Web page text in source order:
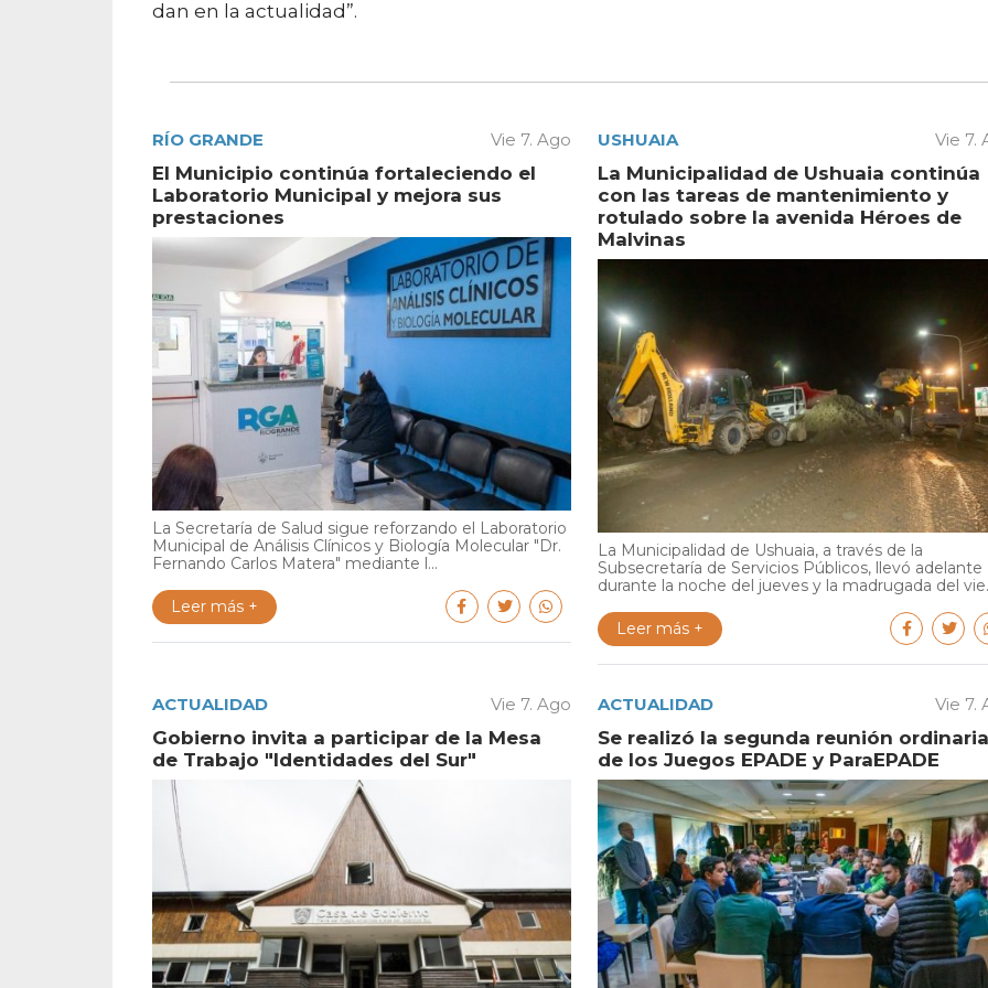
dan en la actualidad”.
RÍO GRANDE Vie 7. Ago
El Municipio continúa fortaleciendo el
Laboratorio Municipal y mejora sus
prestaciones
La Secretaría de Salud sigue reforzando el Laboratorio
Municipal de Análisis Clínicos y Biología Molecular "Dr.
Fernando Carlos Matera" mediante l...
Leer más +
USHUAIA Vie 7.
La Municipalidad de Ushuaia continúa
con las tareas de mantenimiento y
rotulado sobre la avenida Héroes de
Malvinas
La Municipalidad de Ushuaia, a través de la
Subsecretaría de Servicios Públicos, llevó adelante
durante la noche del jueves y la madrugada del
Leer más +
ACTUALIDAD Vie 7. Ago
Gobierno invita a participar de la Mesa
de Trabajo "Identidades del Sur"
ACTUALIDAD Vie 7.
Se realizó la segunda reunión ordinaria
de los Juegos EPADE y ParaEPADE